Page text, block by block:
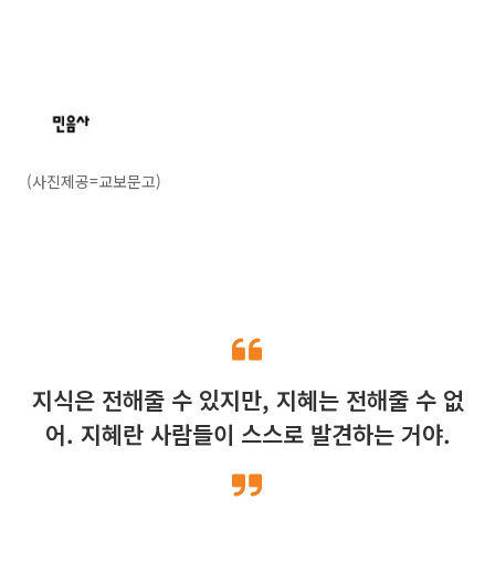
(사진제공=교보문고)
지식은 전해줄 수 있지만, 지혜는 전해줄 수 없
어. 지혜란 사람들이 스스로 발견하는 거야.